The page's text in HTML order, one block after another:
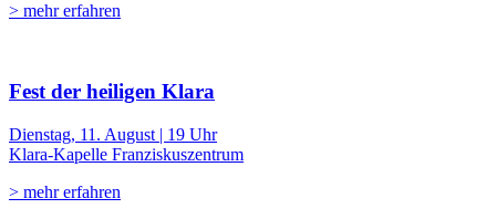
> mehr erfahren
Fest der heiligen Klara
Dienstag, 11. August | 19 Uhr
Klara-Kapelle Franziskuszentrum
> mehr erfahren